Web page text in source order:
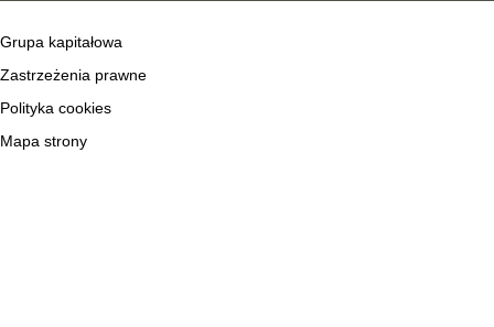
Grupa kapitałowa
Zastrzeżenia prawne
Polityka cookies
Mapa strony